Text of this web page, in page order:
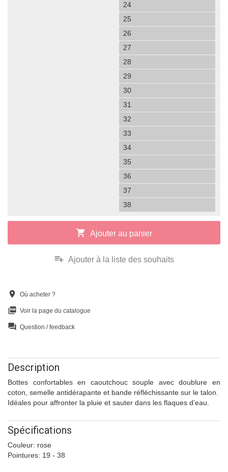
24
25
26
27
28
29
30
31
32
33
34
35
36
37
38
shopping_cart Ajouter au panier
playlist_add Ajouter à la liste des souhaits
location_on Où acheter ?
picture_as_pdf Voir la page du catalogue
question_answer Question / feedback
Description
Bottes confortables en caoutchouc souple avec doublure en
coton, semelle antidérapante et bande réfléchissante sur le talon.
Idéales pour affronter la pluie et sauter dans les flaques d’eau.
Spécifications
Couleur: rose
Pointures: 19 - 38